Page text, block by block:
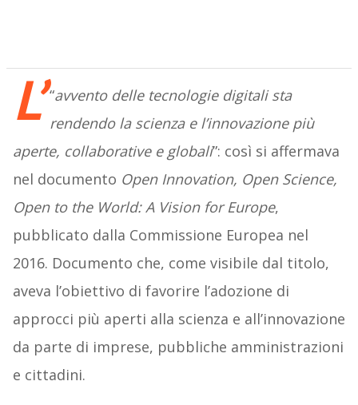
“
L’ avvento delle tecnologie digitali sta
rendendo la scienza e l’innovazione più
aperte, collaborative e globali”: così si affermava
nel documento Open Innovation, Open Science,
Open to the World: A Vision for Europe,
pubblicato dalla Commissione Europea nel
2016. Documento che, come visibile dal titolo,
aveva l’obiettivo di favorire l’adozione di
approcci più aperti alla scienza e all’innovazione
da parte di imprese, pubbliche amministrazioni
e cittadini.